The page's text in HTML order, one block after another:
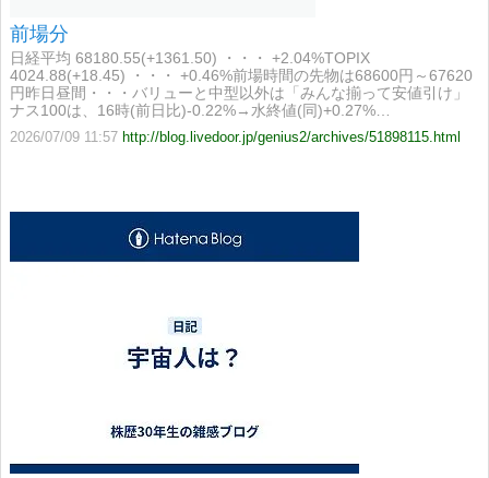
前場分
日経平均 68180.55(+1361.50) ・・・ +2.04%TOPIX
4024.88(+18.45) ・・・ +0.46%前場時間の先物は68600円～67620
円昨日昼間・・・バリューと中型以外は「みんな揃って安値引け」
ナス100は、16時(前日比)-0.22%→水終値(同)+0.27%…
2026/07/09 11:57 http://blog.livedoor.jp/genius2/archives/51898115.html